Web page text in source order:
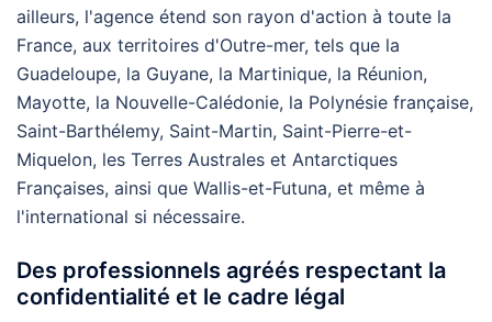
ailleurs, l'agence étend son rayon d'action à toute la
France, aux territoires d'Outre-mer, tels que la
Guadeloupe, la Guyane, la Martinique, la Réunion,
Mayotte, la Nouvelle-Calédonie, la Polynésie française,
Saint-Barthélemy, Saint-Martin, Saint-Pierre-et-
Miquelon, les Terres Australes et Antarctiques
Françaises, ainsi que Wallis-et-Futuna, et même à
l'international si nécessaire.
Des professionnels agréés respectant la
confidentialité et le cadre légal